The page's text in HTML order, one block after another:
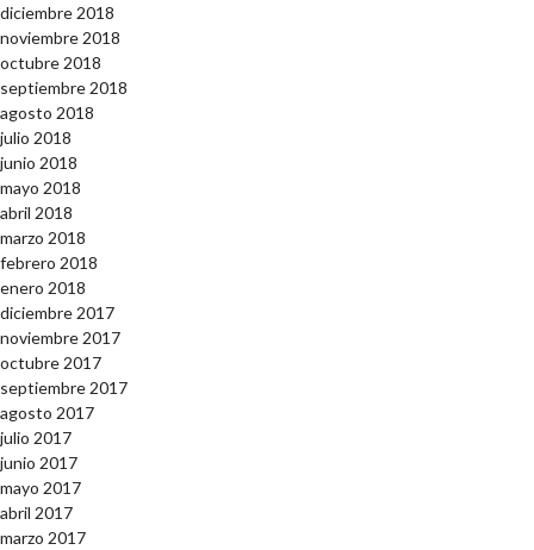
diciembre 2018
noviembre 2018
octubre 2018
septiembre 2018
agosto 2018
julio 2018
junio 2018
mayo 2018
abril 2018
marzo 2018
febrero 2018
enero 2018
diciembre 2017
noviembre 2017
octubre 2017
septiembre 2017
agosto 2017
julio 2017
junio 2017
mayo 2017
abril 2017
marzo 2017